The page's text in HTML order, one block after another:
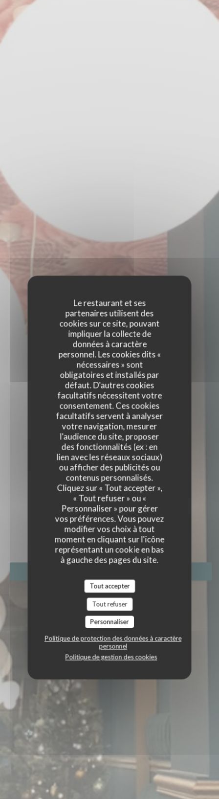
Le restaurant et ses
partenaires utilisent des
cookies sur ce site, pouvant
impliquer la collecte de
données à caractère
personnel. Les cookies dits «
nécessaires » sont
obligatoires et installés par
défaut. D'autres cookies
facultatifs nécessitent votre
consentement. Ces cookies
facultatifs servent à analyser
votre navigation, mesurer
l'audience du site, proposer
des fonctionnalités (ex : en
lien avec les réseaux sociaux)
ou afficher des publicités ou
contenus personnalisés.
Cliquez sur « Tout accepter »,
« Tout refuser » ou «
Personnaliser » pour gérer
vos préférences. Vous pouvez
modifier vos choix à tout
moment en cliquant sur l'icône
représentant un cookie en bas
à gauche des pages du site.
Tout accepter
Tout refuser
Personnaliser
Politique de protection des données à caractère
personnel
Politique de gestion des cookies
LA PASSE PIERRE
RESTAURANT TRADITIONNEL
|ARRAS